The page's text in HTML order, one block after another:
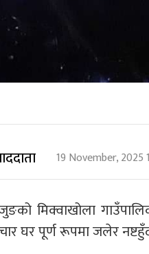
19 November, 2025
मिक्वाखोला
घर पूर्ण रूपमा जलेर